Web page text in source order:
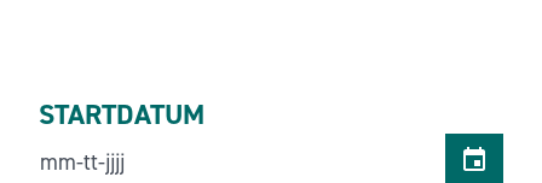
STARTDATUM